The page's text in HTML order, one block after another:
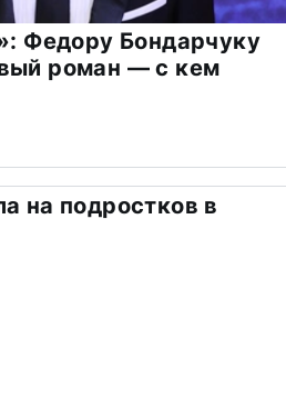
Федору Бондарчуку
роман — с кем
на подростков в